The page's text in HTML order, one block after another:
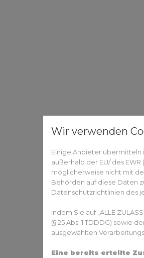
Wir verwenden
Einige Anbieter übermitteln
außerhalb der EU/ des
möglicherweise nicht mit
Behörden auf diese Daten
Datenschutzrichtlinien des
Indem Sie auf „ALLE
(§ 25 Abs. 1 TDDDG)
ausgewählten
Eine bereits erteilte